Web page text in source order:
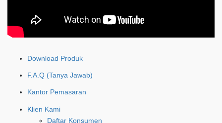
Download Produk
F.A.Q (Tanya Jawab)
Kantor Pemasaran
Klien Kami
Daftar Konsumen